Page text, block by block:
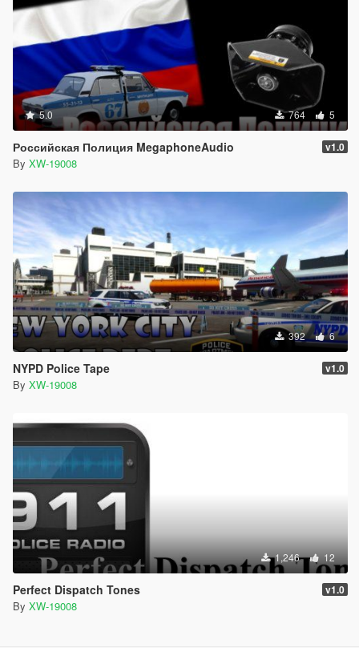
5.0 764 5
Российская Полиция MegaphoneAudio v1.0
By XW-19008
392 6
NYPD Police Tape v1.0
By XW-19008
1,246 12
Perfect Dispatch Tones v1.0
By XW-19008